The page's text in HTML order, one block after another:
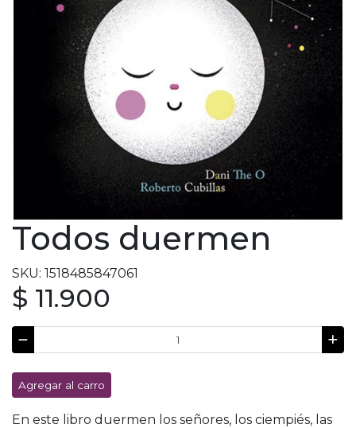
Todos duermen
SKU: 1518485847061
$ 11.900
Agregar al carro
En este libro duermen los señores, los ciempiés, las